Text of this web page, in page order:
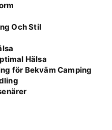
Och Stil
Hälsa
för Bekväm Camping